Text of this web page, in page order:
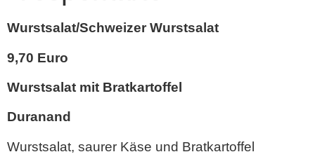
Wurstsalat/Schweizer Wurstsalat
9,70 Euro
Wurstsalat mit Bratkartoffel
Duranand
Wurstsalat, saurer Käse und Bratkartoffel